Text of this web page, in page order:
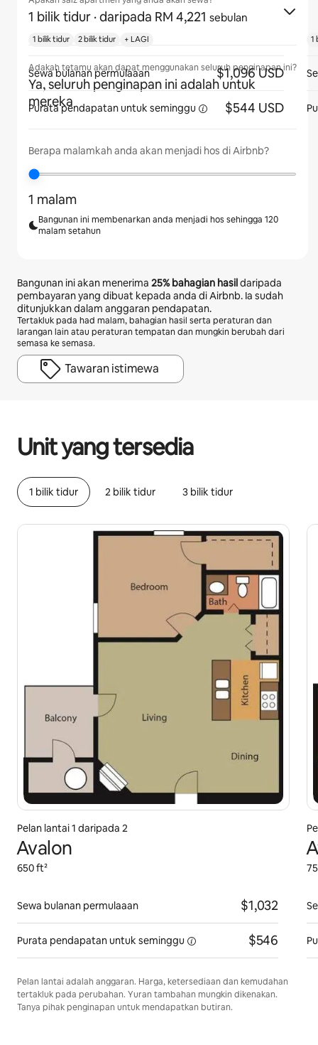
1 bilik tidur · daripada RM 4,221 sebulan
Adakah tetamu akan dapat menggunakan seluruh penginapan ini?
Ya, seluruh penginapan ini adalah untuk
mereka
Berapa malamkah anda akan menjadi hos di Airbnb?
1 malam
Bangunan ini membenarkan anda menjadi hos sehingga 120
malam setahun
Bangunan ini akan menerima 25%bahagian hasildaripada
pembayaran yang dibuat kepada anda di Airbnb. Ia sudah
ditunjukkan dalam anggaran pendapatan.
Tertakluk pada had malam, bahagian hasil serta peraturan dan
larangan lain atau peraturan tempatan dan mungkin berubah dari
semasa ke semasa.
Tawaran istimewa
Unit yang tersedia
1 bilik tidur 2 bilik tidur 3 bilik tidur
Pelan lantai 1 daripada 2
Avalon
650 ft²
Sewa bulanan permulaaan $1,032
Purata pendapatanuntuk seminggu $546
Pelan lantai adalah anggaran. Harga, ketersediaan dan kemudahan
tertakluk pada perubahan. Yuran tambahan mungkin dikenakan.
Tanya pihak penginapan untuk mendapatkan butiran.
1 bilik tidur 2 bilik tidur + LAGI
Sewa bulanan permulaaan $1,096 USD
Purata pendapatanuntuk seminggu $544 USD
1